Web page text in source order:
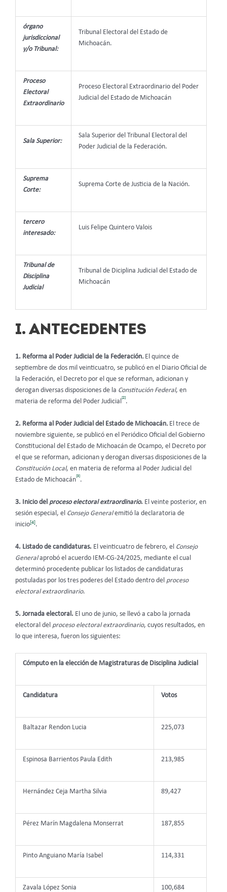
órgano
jurisdiccional
y/o Tribunal:
Tribunal Electoral del Estado de
Michoacán.
Proceso
Electoral
Extraordinario
Proceso Electoral Extraordinario del Poder
Judicial del Estado de Michoacán
Sala Superior:
Sala Superior del Tribunal Electoral del
Poder Judicial de la Federación.
Suprema
Corte:
Suprema Corte de Justicia de la Nación.
tercero
interesado:
Luis Felipe Quintero Valois
Tribunal de
Disciplina
Judicial
Tribunal de Diciplina Judicial del Estado de
Michoacán
I. ANTECEDENTES
1. Reforma al Poder Judicial de la Federación. El quince de
septiembre de dos mil veinticuatro, se publicó en el Diario Oficial de
la Federación, el Decreto por el que se reforman, adicionan y
derogan diversas disposiciones de la Constitución Federal, en
materia de reforma del Poder Judicial
[2]
.
2. Reforma al Poder Judicial del Estado de Michoacán. El trece de
noviembre siguiente, se publicó en el Periódico Oficial del Gobierno
Constitucional del Estado de Michoacán de Ocampo, el Decreto por
el que se reforman, adicionan y derogan diversas disposiciones de la
Constitución Local, en materia de reforma al Poder Judicial del
Estado de Michoacán
[3]
.
3. Inicio del proceso electoral extraordinario. El veinte posterior, en
sesión especial, el Consejo Generalemitió la declaratoria de
inicio[4].
4. Listado de candidaturas. El veinticuatro de febrero, el Consejo
Generalaprobó el acuerdo IEM-CG-24/2025, mediante el cual
determinó procedente publicar los listados de candidaturas
postuladas por los tres poderes del Estado dentro del proceso
electoral extraordinario.
5. Jornada electoral. El uno de junio, se llevó a cabo la jornada
electoral del proceso electoral extraordinario, cuyos resultados, en
lo que interesa, fueron los siguientes:
Cómputo en la elección de Magistraturas de Disciplina Judicial
Candidatura Votos
Baltazar Rendon Lucia 225,073
Espinosa Barrientos Paula Edith 213,985
Hernández Ceja Martha Silvia 89,427
Pérez Marín Magdalena Monserrat 187,855
Pinto Anguiano María Isabel 114,331
Zavala López Sonia 100,684